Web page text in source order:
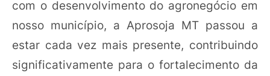
com o desenvolvimento do agronegócio em
nosso município, a Aprosoja MT passou a
estar cada vez mais presente, contribuindo
significativamente para o fortalecimento da